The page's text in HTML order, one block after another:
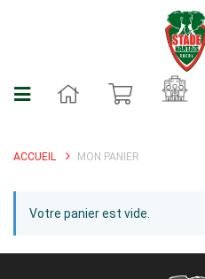
ACCUEIL MON PANIER
Votre panier est vide.